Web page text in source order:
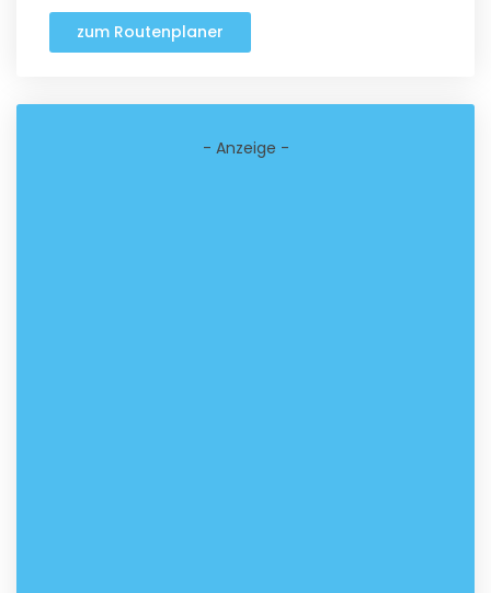
zum Routenplaner
- Anzeige -